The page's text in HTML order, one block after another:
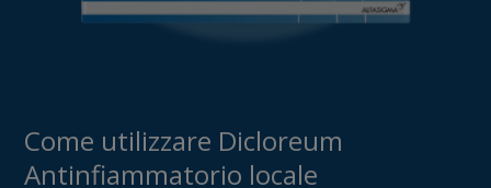
Come utilizzare Dicloreum
Antinfiammatorio locale